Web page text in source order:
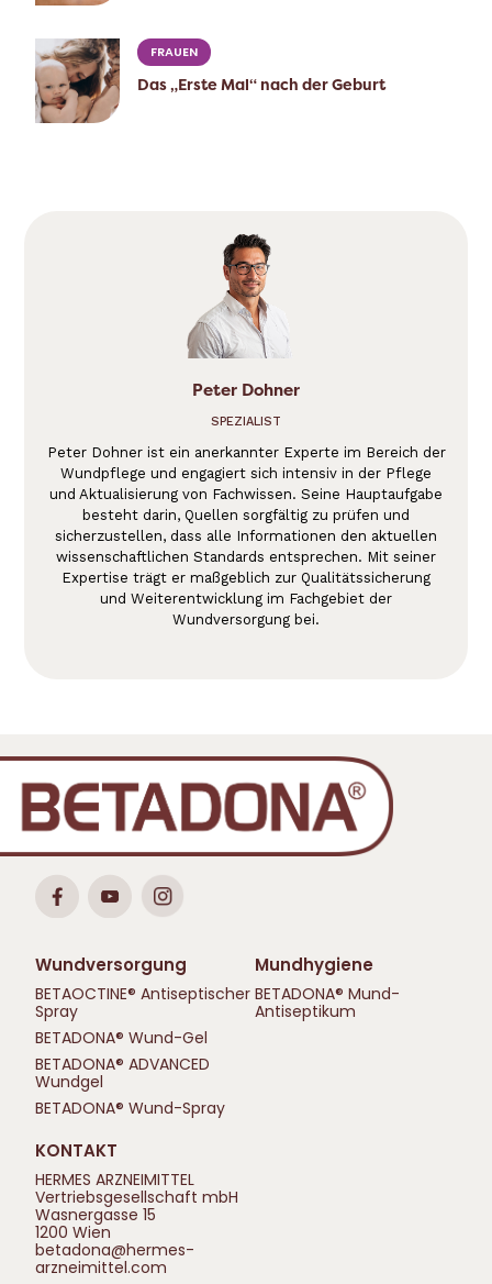
FRAUEN
Das „Erste Mal“ nach der Geburt
Peter Dohner
SPEZIALIST
Peter Dohner ist ein anerkannter Experte im Bereich der
Wundpflege und engagiert sich intensiv in der Pflege
und Aktualisierung von Fachwissen. Seine Hauptaufgabe
besteht darin, Quellen sorgfältig zu prüfen und
sicherzustellen, dass alle Informationen den aktuellen
wissenschaftlichen Standards entsprechen. Mit seiner
Expertise trägt er maßgeblich zur Qualitätssicherung
und Weiterentwicklung im Fachgebiet der
Wundversorgung bei.
Wundversorgung
BETAOCTINE® Antiseptischer
Spray
BETADONA® Wund-Gel
BETADONA® ADVANCED
Wundgel
BETADONA® Wund-Spray
Mundhygiene
BETADONA® Mund-
Antiseptikum
KONTAKT
HERMES ARZNEIMITTEL
Vertriebsgesellschaft mbH
Wasnergasse 15
1200 Wien
betadona@hermes-
arzneimittel.com